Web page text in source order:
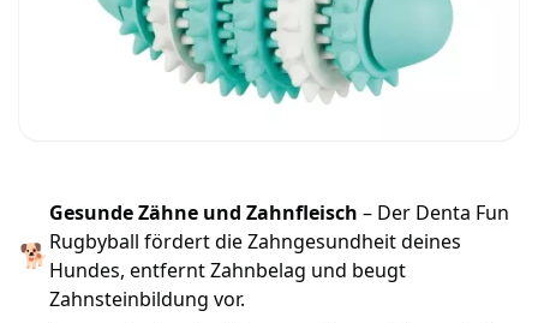
🐕
Gesunde Zähne und Zahnfleisch – Der Denta Fun
Rugbyball fördert die Zahngesundheit deines
Hundes, entfernt Zahnbelag und beugt
Zahnsteinbildung vor.